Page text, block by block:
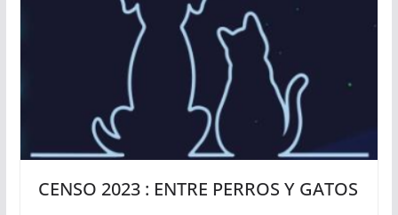
CENSO 2023 : ENTRE PERROS Y GATOS